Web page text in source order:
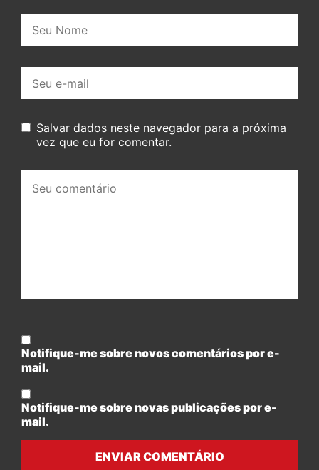
mail:
Salvar dados neste navegador para a próxima
vez que eu for comentar.
comentário:
Notifique-me sobre novos comentários por e-
mail.
Notifique-me sobre novas publicações por e-
mail.
ENVIAR COMENTÁRIO